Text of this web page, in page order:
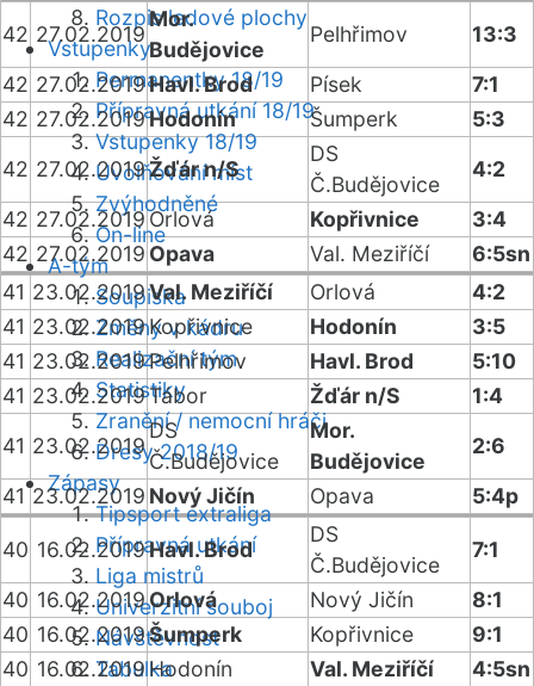
Rozpis ledové plochy
Vstupenky
Permanentky 18/19
Přípravná utkání 18/19
Vstupenky 18/19
Uvolňování míst
Zvýhodněné
On-line
A-tým
Soupiska
Změny v kádru
Realizační tým
Statistiky
Zranění / nemocní hráči
Dresy 2018/19
Zápasy
Tipsport extraliga
Přípravná utkání
Liga mistrů
Univerzitní souboj
Návštěvnost
Tabulka
42 27.02.2019
Mor.
Budějovice
Pelhřimov
13:3
42 27.02.2019Havl. Brod Písek
7:1
42 27.02.2019Hodonín Šumperk
5:3
42 27.02.2019Žďár n/S
DS
Č.Budějovice
4:2
42 27.02.2019Orlová Kopřivnice
3:4
42 27.02.2019 Opava Val. Meziříčí
6:5sn
41 23.02.2019Val. Meziříčí Orlová
4:2
41 23.02.2019Kopřivnice Hodonín
3:5
41 23.02.2019Pelhřimov Havl. Brod
5:10
41 23.02.2019Tábor Žďár n/S
1:4
41 23.02.2019
DS
Č.Budějovice
Mor.
Budějovice
2:6
41 23.02.2019 Nový Jičín Opava 5:4p
40 16.02.2019Havl. Brod
DS
Č.Budějovice
7:1
40 16.02.2019Orlová Nový Jičín
8:1
40 16.02.2019Šumperk Kopřivnice
9:1
40 16.02.2019 Hodonín Val. Meziříčí
4:5sn